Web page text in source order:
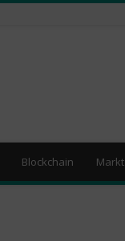
Blockchain Markt